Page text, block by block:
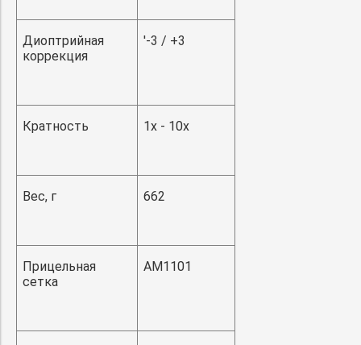
Диоптрийная
коррекция
'-3 / +3
Кратность 1x - 10x
Вес, г 662
Прицельная
сетка
AM1101